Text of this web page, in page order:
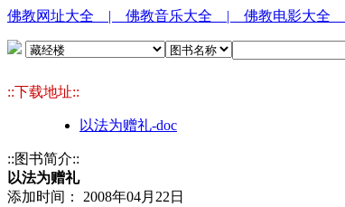
佛教网址大全 | 佛教音乐大全 | 佛教电影大全
::下载地址::
以法为赠礼-doc
::图书简介::
以法为赠礼
添加时间： 2008年04月22日